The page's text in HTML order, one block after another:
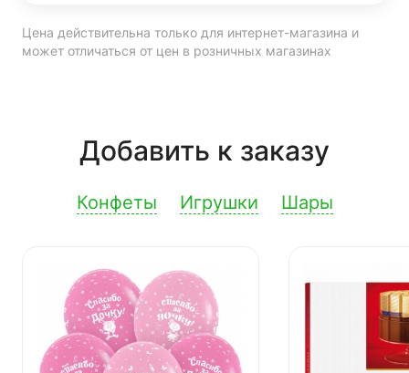
Цена действительна только для интернет-магазина и
может отличаться от цен в розничных магазинах
Добавить к заказу
Конфеты Игрушки Шары